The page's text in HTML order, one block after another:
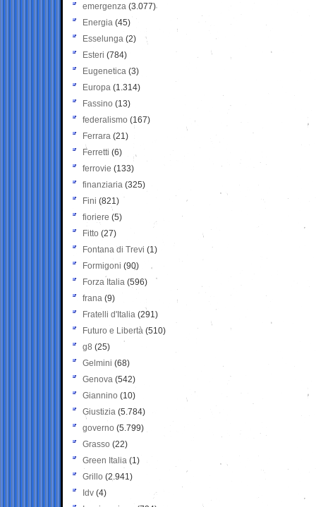
emergenza (3.077)
Energia (45)
Esselunga (2)
Esteri (784)
Eugenetica (3)
Europa (1.314)
Fassino (13)
federalismo (167)
Ferrara (21)
Ferretti (6)
ferrovie (133)
finanziaria (325)
Fini (821)
fioriere (5)
Fitto (27)
Fontana di Trevi (1)
Formigoni (90)
Forza Italia (596)
frana (9)
Fratelli d'Italia (291)
Futuro e Libertà (510)
g8 (25)
Gelmini (68)
Genova (542)
Giannino (10)
Giustizia (5.784)
governo (5.799)
Grasso (22)
Green Italia (1)
Grillo (2.941)
Idv (4)